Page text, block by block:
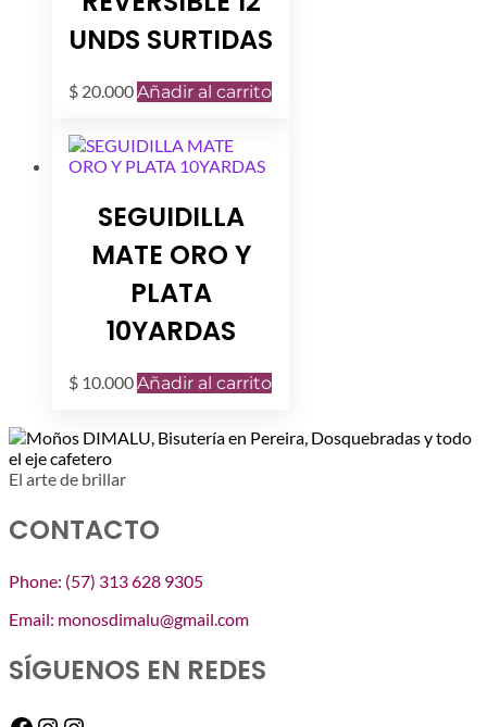
UNDS SURTIDAS
$ 20.000Añadir al carrito
SEGUIDILLA
MATE ORO Y
PLATA
10YARDAS
$ 10.000Añadir al carrito
El arte de brillar
CONTACTO
Phone: (57) 313 628 9305
Email: monosdimalu@gmail.com
SÍGUENOS EN REDES